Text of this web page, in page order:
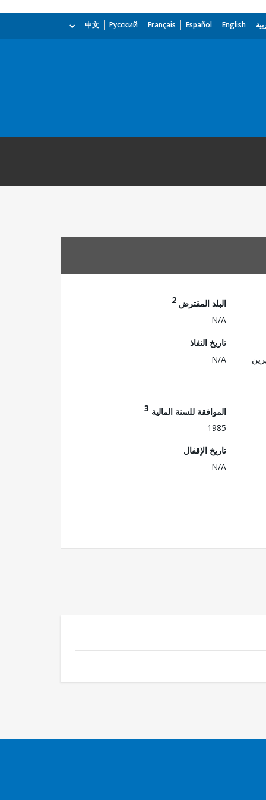
English
Español
Français
Русский
中文
البلد المقترض 2
N/A
تاريخ النفاذ
N/A
الموافقة للسنة المالية 3
1985
تاريخ الإقفال
N/A